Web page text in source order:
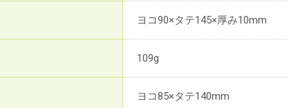
ヨコ90×タテ145×厚み10mm
109g
ヨコ85×タテ140mm